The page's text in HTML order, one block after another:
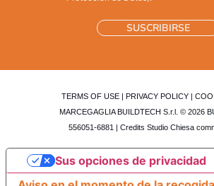
TERMS OF USE| PRIVACY POLICY|
MARCEGAGLIA BUILDTECH S.r.l. © 2026
556051-6881 | Credits Studio Chiesa
Sus opciones de privacidad